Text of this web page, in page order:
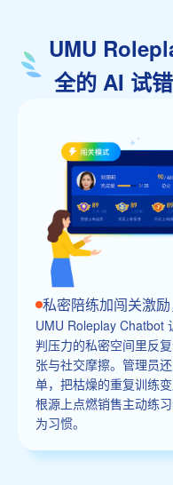
UMU
全的 AI 试
私密陪练加闯关激
UMU Roleplay Chatbot
判压力的私密空间里反
张与社交摩擦。管理员
单，把枯燥的重复训练
根源上点燃销售主动练
为习惯。